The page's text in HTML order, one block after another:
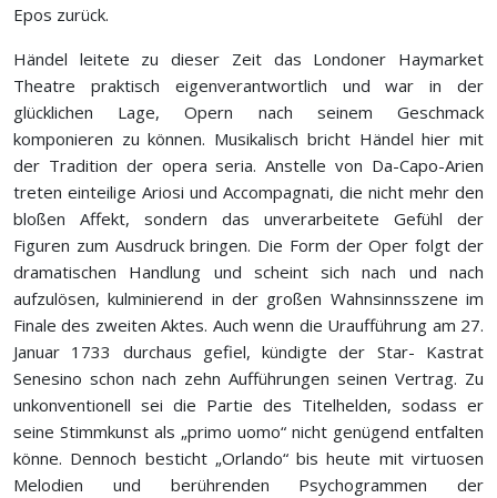
Epos zurück.
Händel leitete zu dieser Zeit das Londoner Haymarket
Theatre praktisch eigenverantwortlich und war in der
glücklichen Lage, Opern nach seinem Geschmack
komponieren zu können. Musikalisch bricht Händel hier mit
der Tradition der opera seria. Anstelle von Da-Capo-Arien
treten einteilige Ariosi und Accompagnati, die nicht mehr den
bloßen Affekt, sondern das unverarbeitete Gefühl der
Figuren zum Ausdruck bringen. Die Form der Oper folgt der
dramatischen Handlung und scheint sich nach und nach
aufzulösen, kulminierend in der großen Wahnsinnsszene im
Finale des zweiten Aktes. Auch wenn die Uraufführung am 27.
Januar 1733 durchaus gefiel, kündigte der Star- Kastrat
Senesino schon nach zehn Aufführungen seinen Vertrag. Zu
unkonventionell sei die Partie des Titelhelden, sodass er
seine Stimmkunst als „primo uomo“ nicht genügend entfalten
könne. Dennoch besticht „Orlando“ bis heute mit virtuosen
Melodien und berührenden Psychogrammen der